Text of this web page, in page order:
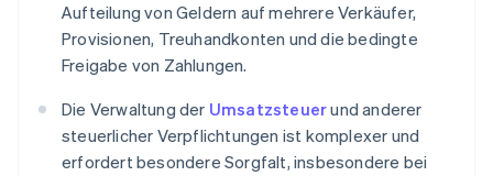
Aufteilung von Geldern auf mehrere Verkäufer,
Provisionen, Treuhandkonten und die bedingte
Freigabe von Zahlungen.
Die Verwaltung der Umsatzsteuerund anderer
steuerlicher Verpflichtungen ist komplexer und
erfordert besondere Sorgfalt, insbesondere bei